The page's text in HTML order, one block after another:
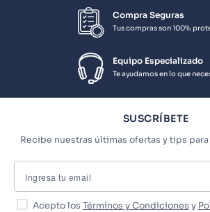
Compra Seguras
Tus compras son 100%
Equipo Especializado
Te ayudamos en lo que
SUSCRÍBETE
Recibe nuestras últimas ofertas y tips
Acepto los Términos y Condiciones y